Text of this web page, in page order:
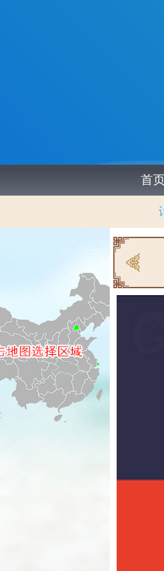
首页